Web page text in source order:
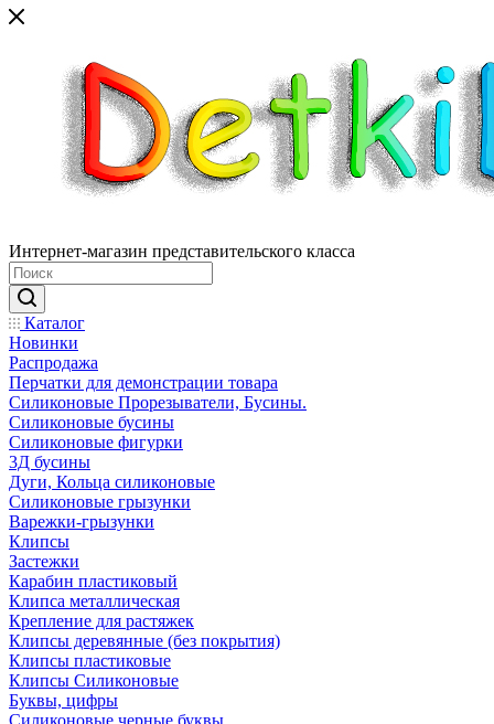
Интернет-магазин представительского класса
Каталог
Новинки
Распродажа
Перчатки для демонстрации товара
Силиконовые Прорезыватели, Бусины.
Силиконовые бусины
Силиконовые фигурки
3Д бусины
Дуги, Кольца силиконовые
Силиконовые грызунки
Варежки-грызунки
Клипсы
Застежки
Карабин пластиковый
Клипса металлическая
Крепление для растяжек
Клипсы деревянные (без покрытия)
Клипсы пластиковые
Клипсы Силиконовые
Буквы, цифры
Силиконовые черные буквы